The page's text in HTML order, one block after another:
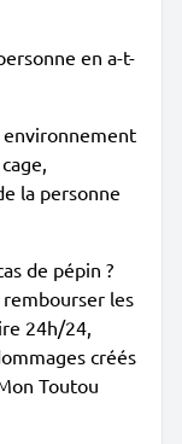
en a-t-
environnement
la personne
de pépin ?
les
24h/24,
créés
Toutou